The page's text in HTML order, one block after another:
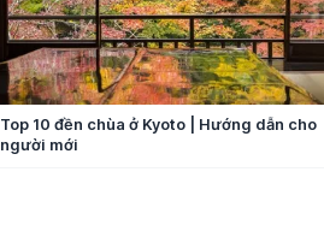
Top 10 đền chùa ở Kyoto | Hướng dẫn cho
người mới